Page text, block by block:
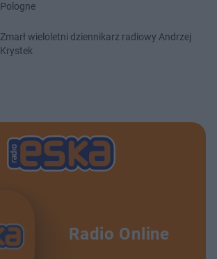
Pologne
Zmarł wieloletni dziennikarz radiowy Andrzej
Krystek
Radio Online